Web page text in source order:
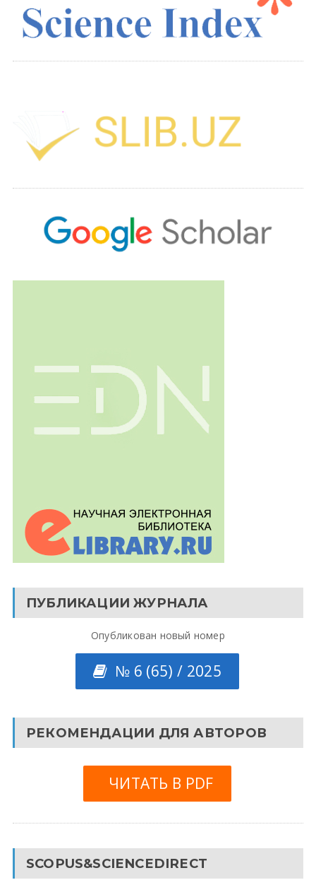
ПУБЛИКАЦИИ ЖУРНАЛА
Опубликован новый номер
№ 6 (65) / 2025
РЕКОМЕНДАЦИИ ДЛЯ АВТОРОВ
ЧИТАТЬ В PDF
SCOPUS&SCIENCEDIRECT